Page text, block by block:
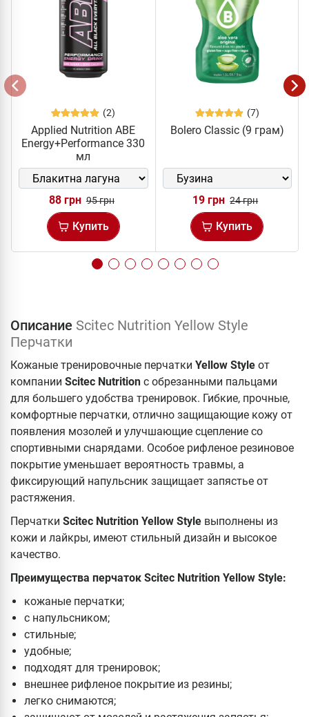
(2)
Applied Nutrition ABE
Energy+Performance 330
мл
88 грн 95 грн
Купить
(7)
Bolero Classic (9 грам)
19 грн 24 грн
Купить
Описание Scitec Nutrition Yellow Style
Перчатки
Кожаные тренировочные перчатки Yellow Style от
компании Scitec Nutrition с обрезанными пальцами
для большего удобства тренировок. Гибкие, прочные,
комфортные перчатки, отлично защищающие кожу от
появления мозолей и улучшающие сцепление со
спортивными снарядами. Особое рифленое резиновое
покрытие уменьшает вероятность травмы, а
фиксирующий напульсник защищает запястье от
растяжения.
Перчатки Scitec Nutrition Yellow Style выполнены из
кожи и лайкры, имеют стильный дизайн и высокое
качество.
Преимущества перчаток Scitec Nutrition Yellow Style:
кожаные перчатки;
с напульсником;
стильные;
удобные;
подходят для тренировок;
внешнее рифленое покрытие из резины;
легко снимаются;